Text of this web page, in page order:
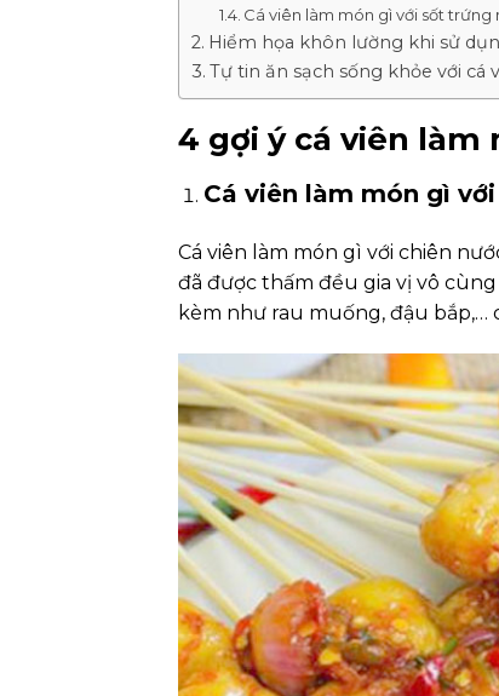
Cá viên làm món gì với sốt trứng
Hiểm họa khôn lường khi sử
Tự tin ăn sạch sống khỏe với cá
4 gợi ý cá viên làm
Cá viên làm món gì
Cá viên làm món gì với chiên
đã được thấm đều gia vị vô
kèm như rau muống, đậu